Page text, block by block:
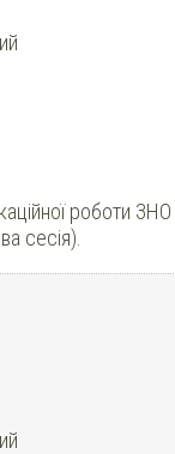
роботи ЗНО
сесія).